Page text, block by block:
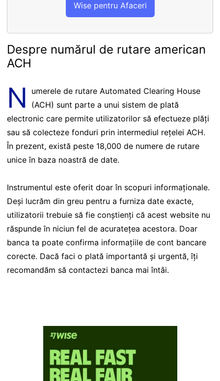
Wise pentru Afaceri
Despre numărul de rutare american
ACH
N
umerele de rutare Automated Clearing House
(ACH) sunt parte a unui sistem de plată
electronic care permite utilizatorilor să efectueze plăți
sau să colecteze fonduri prin intermediul rețelei ACH.
În prezent, există peste 18,000 de numere de rutare
unice în baza noastră de date.
Instrumentul este oferit doar în scopuri informaționale.
Deși lucrăm din greu pentru a furniza date exacte,
utilizatorii trebuie să fie conștienți că acest website nu
răspunde în niciun fel de acuratețea acestora. Doar
banca ta poate confirma informațiile de cont bancare
corecte. Dacă faci o plată importantă și urgentă, îți
recomandăm să contactezi banca mai întâi.